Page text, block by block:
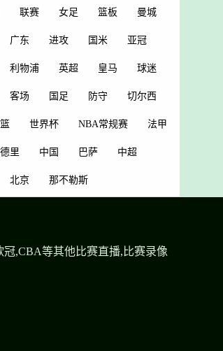
联赛 女足 篮板 曼城
广东 进攻 国米 亚冠
利物浦 英超 皇马 球迷
客场 国足 防守 切尔西
世界杯 NBA常规赛 法甲
里 中国 巴萨 中超
北京 那不勒斯
,CBA等其他比赛直播,比赛录像